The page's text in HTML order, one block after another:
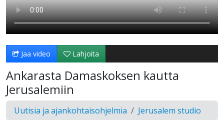
Jaa video Lahjoita
Ankarasta Damaskoksen kautta
Jerusalemiin
Uutisia ja ajankohtaisohjelmia Jerusalem studio